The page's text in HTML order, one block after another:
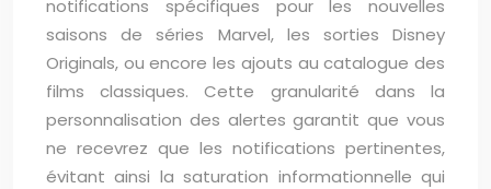
notifications spécifiques pour les nouvelles
saisons de séries Marvel, les sorties Disney
Originals, ou encore les ajouts au catalogue des
films classiques. Cette granularité dans la
personnalisation des alertes garantit que vous
ne recevrez que les notifications pertinentes,
évitant ainsi la saturation informationnelle qui